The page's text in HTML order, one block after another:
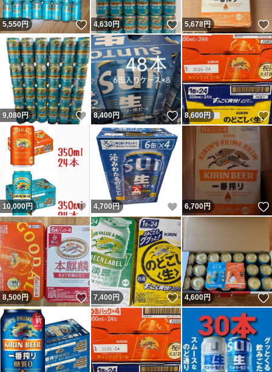
5,550円 いいね！
4,630円 いいね！
5,678円
9,080円 いいね！
8,400円 いいね！
8,600円
10,000円 いいね！
4,700円 いいね！
6,700円
8,500円 いいね！
7,400円 いいね！
4,600円